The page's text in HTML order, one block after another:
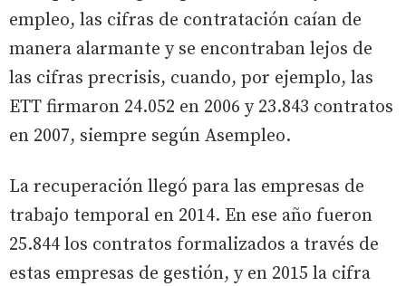
empleo, las cifras de contratación caían de
manera alarmante y se encontraban lejos de
las cifras precrisis, cuando, por ejemplo, las
ETT firmaron 24.052 en 2006 y 23.843 contratos
en 2007, siempre según Asempleo.
La recuperación llegó para las empresas de
trabajo temporal en 2014. En ese año fueron
25.844 los contratos formalizados a través de
estas empresas de gestión, y en 2015 la cifra